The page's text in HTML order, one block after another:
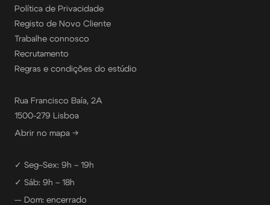
Política de Privacidade
Registo de Novo Cliente
Trabalhe connosco
Recrutamento
Regras e condições do estúdio
Rua Francisco Baía, 2A
1500-279 Lisboa
Abrir no mapa →
✓ Seg–Sex: 9h – 19h
✓ Sáb: 9h – 18h
— Dom: encerrado